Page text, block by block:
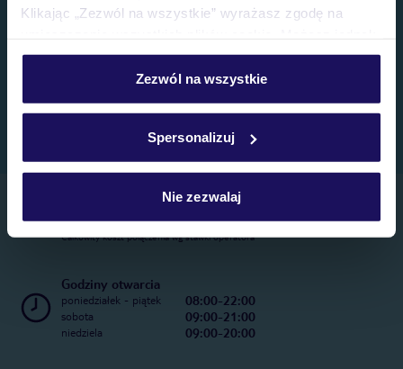
Klikając „Zezwól na wszystkie” wyrażasz zgodę na
personalizować swój wybór wchodząc w zakładkę
Szczegółowe informacje o plikach cookie znajdziesz
Zezwól na wszystkie
Spersonalizuj
Nie zezwalaj
Telefoniczne Centrum Rezerwacji
22 270 31 20
Całkowity koszt połączenia wg stawki operatora
Godziny otwarcia
poniedziałek - piątek 08:00-22:00
sobota 09:00-21:00
niedziela 09:00-20:00